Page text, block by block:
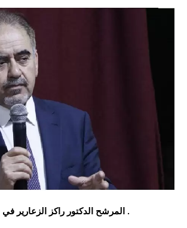
المرشح الدكتور راكز الزعارير في سطور .